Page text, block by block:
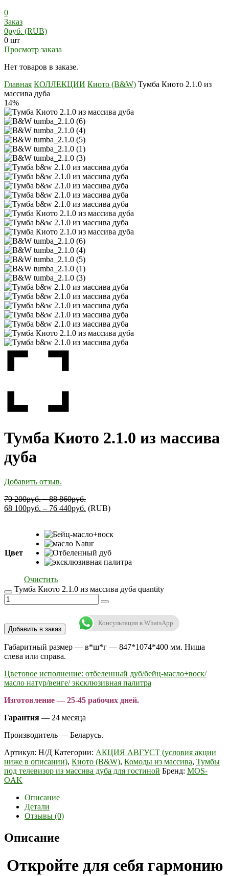
0
Заказ
0руб. (RUB)
0 шт
Просмотр заказа
Нет товаров в заказе.
Главная КОЛЛЕКЦИИ Киото (B&W) Тумба Киото 2.1.0 из
массива дуба
14%
Тумба Киото 2.1.0 из массива
дуба
Добавить отзыв.
79 200руб.–88 860руб.
68 100руб. – 76 440руб. (RUB)
Цвет
Очистить
Тумба Киото 2.1.0 из массива дуба quantity
Добавить в заказ
Консультация в WhatsApp
Габаритный размер — в*ш*г — 847*1074*400 мм. Ниша
слева или справа.
Цветовое исполнение: отбеленный дуб/бейц-масло+воск/
масло натур/венге/ эксклюзивная палитра
Изготовление — 25-45 рабочих дней.
Гарантия — 24 месяца
Производитель — Беларусь.
Артикул: Н/Д Категории: АКЦИЯ АВГУСТ (условия акции
ниже в описании), Киото (B&W), Комоды из массива, Тумбы
под телевизор из массива дуба для гостиной Бренд: MOS-
OAK
Описание
Детали
Отзывы (0)
Описание
Откройте для себя гармонию